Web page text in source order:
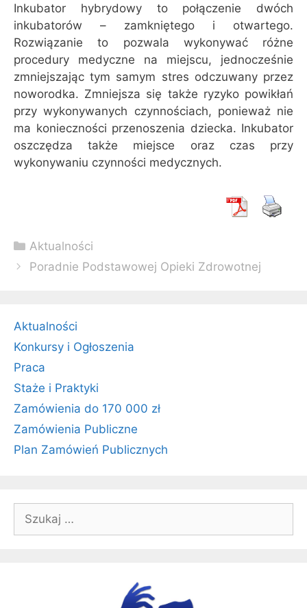
Inkubator hybrydowy to połączenie dwóch
inkubatorów – zamkniętego i otwartego.
Rozwiązanie to pozwala wykonywać różne
procedury medyczne na miejscu, jednocześnie
zmniejszając tym samym stres odczuwany przez
noworodka. Zmniejsza się także ryzyko powikłań
przy wykonywanych czynnościach, ponieważ nie
ma konieczności przenoszenia dziecka. Inkubator
oszczędza także miejsce oraz czas przy
wykonywaniu czynności medycznych.
Kategorie
Aktualności
Zobacz
Poradnie Podstawowej Opieki Zdrowotnej
Aktualności
Konkursy i Ogłoszenia
Praca
Staże i Praktyki
Zamówienia do 170 000 zł
Zamówienia Publiczne
Plan Zamówień Publicznych
Szukaj: